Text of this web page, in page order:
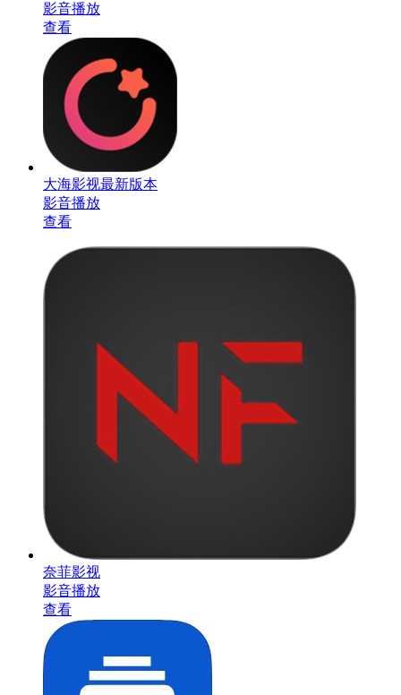
影音播放
查看
大海影视最新版本
影音播放
查看
奈菲影视
影音播放
查看